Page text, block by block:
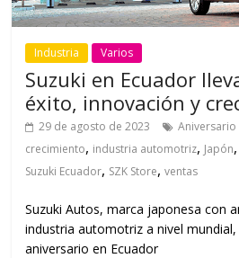
Industria Varios
Suzuki en Ecuador
éxito, innovación y
29 de agosto de 2023 Aniversario
crecimiento, industria automotriz, Japón,
Suzuki Ecuador, SZK Store,ventas
Suzuki Autos, marca japonesa con
industria automotriz a nivel
aniversario en Ecuador